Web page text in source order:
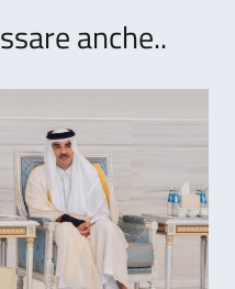
anche..